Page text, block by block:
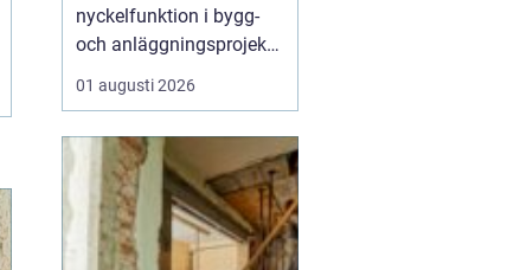
nyckelfunktion i bygg-
och anläggningsprojekt,
med ansvar för att
arbetsmiljöarbetet
utförandet. Genom att
samordna entreprenörer,
hålla arbetsmiljöplanen
levande och s&aum...
01 augusti 2026